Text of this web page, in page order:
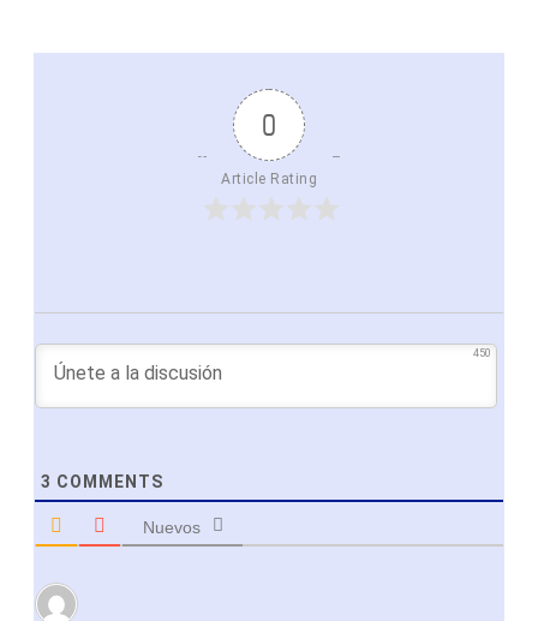
0
Article Rating
450
3 COMMENTS
Nuevos